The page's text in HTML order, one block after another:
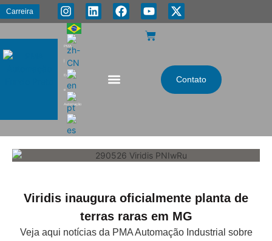
Carreira
PMA
Energia
e
Automação
Contato
Viridis inaugura oficialmente planta de
terras raras em MG
Veja aqui notícias da PMA Automação Industrial sobre